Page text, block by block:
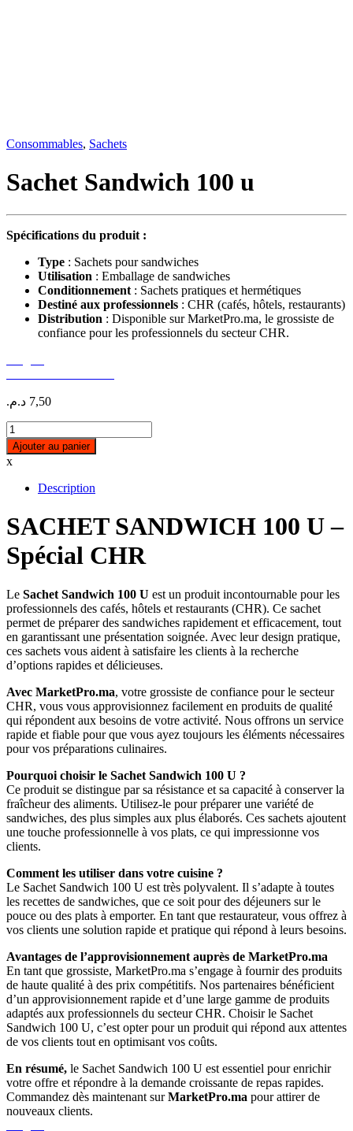
Consommables, Sachets
Sachet Sandwich 100 u
Spécifications du produit :
Type : Sachets pour sandwiches
Utilisation : Emballage de sandwiches
Conditionnement : Sachets pratiques et hermétiques
Destiné aux professionnels : CHR (cafés, hôtels, restaurants)
Distribution : Disponible sur MarketPro.ma, le grossiste de
confiance pour les professionnels du secteur CHR.
7,50 د.م.
Sachet
Sandwich
100
u
quantity
Ajouter au panier
x
Description
SACHET SANDWICH 100 U –
Spécial CHR
Le Sachet Sandwich 100 U est un produit incontournable pour les
professionnels des cafés, hôtels et restaurants (CHR). Ce sachet
permet de préparer des sandwiches rapidement et efficacement, tout
en garantissant une présentation soignée. Avec leur design pratique,
ces sachets vous aident à satisfaire les clients à la recherche
d’options rapides et délicieuses.
Avec MarketPro.ma, votre grossiste de confiance pour le secteur
CHR, vous vous approvisionnez facilement en produits de qualité
qui répondent aux besoins de votre activité. Nous offrons un service
rapide et fiable pour que vous ayez toujours les éléments nécessaires
pour vos préparations culinaires.
Pourquoi choisir le Sachet Sandwich 100 U ?
Ce produit se distingue par sa résistance et sa capacité à conserver la
fraîcheur des aliments. Utilisez-le pour préparer une variété de
sandwiches, des plus simples aux plus élaborés. Ces sachets ajoutent
une touche professionnelle à vos plats, ce qui impressionne vos
clients.
Comment les utiliser dans votre cuisine ?
Le Sachet Sandwich 100 U est très polyvalent. Il s’adapte à toutes
les recettes de sandwiches, que ce soit pour des déjeuners sur le
pouce ou des plats à emporter. En tant que restaurateur, vous offrez à
vos clients une solution rapide et pratique qui répond à leurs besoins.
Avantages de l’approvisionnement auprès de MarketPro.ma
En tant que grossiste, MarketPro.ma s’engage à fournir des produits
de haute qualité à des prix compétitifs. Nos partenaires bénéficient
d’un approvisionnement rapide et d’une large gamme de produits
adaptés aux professionnels du secteur CHR. Choisir le Sachet
Sandwich 100 U, c’est opter pour un produit qui répond aux attentes
de vos clients tout en optimisant vos coûts.
En résumé, le Sachet Sandwich 100 U est essentiel pour enrichir
votre offre et répondre à la demande croissante de repas rapides.
Commandez dès maintenant surMarketPro.ma pour attirer de
nouveaux clients.